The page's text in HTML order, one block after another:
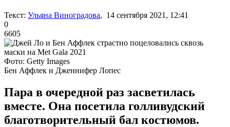
Текст: Ульяна Виноградова, 14 сентября 2021, 12:41
0
6605
Фото: Getty Images
Бен Аффлек и Дженнифер Лопес
Пара в очередной раз засветилась
вместе. Она посетила голливудский
благотворительный бал костюмов.